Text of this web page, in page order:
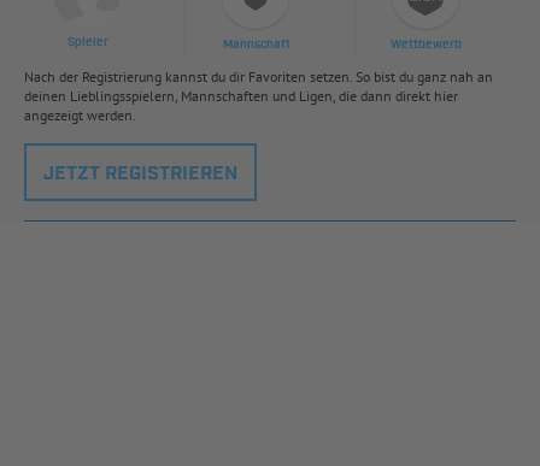
Spieler Mannschaft Wettbewerb
Nach der Registrierung kannst du dir Favoriten setzen. So bist du ganz nah an
deinen Lieblingsspielern, Mannschaften und Ligen, die dann direkt hier
angezeigt werden.
JETZT REGISTRIEREN